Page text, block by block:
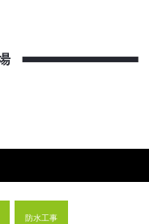
防水工事